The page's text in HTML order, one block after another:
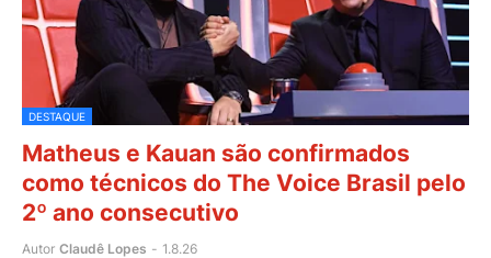
DESTAQUE
Matheus e Kauan são confirmados
como técnicos do The Voice Brasil pelo
2º ano consecutivo
Autor Claudê Lopes - 1.8.26